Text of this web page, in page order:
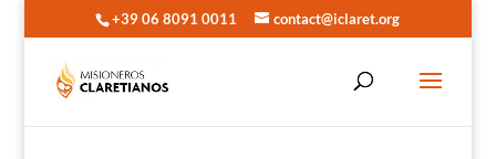
+39 06 8091 0011 contact@iclaret.org